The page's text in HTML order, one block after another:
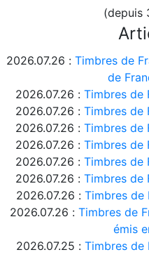
(depuis
2026.07.26 : Timbres de
de
2026.07.26 : Timbres de
2026.07.26 : Timbres de
2026.07.26 : Timbres de
2026.07.26 : Timbres de
2026.07.26 : Timbres de
2026.07.26 : Timbres de
2026.07.26 : Timbres de
2026.07.26 : Timbres de
émis
2026.07.25 : Timbres de